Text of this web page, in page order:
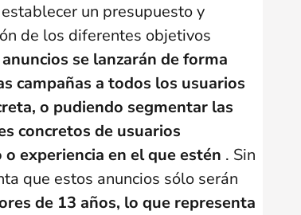
un presupuesto y
de los diferentes objetivos
se lanzarán de forma
campañas a todos los usuarios
o pudiendo segmentar las
concretos de usuarios
experiencia en el que estén . Sin
que estos anuncios sólo serán
de 13 años, lo que representa